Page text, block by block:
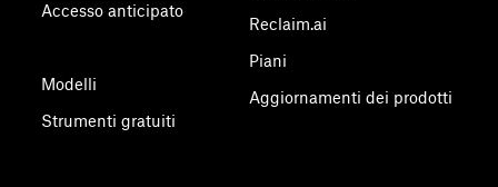
Accesso anticipato
Modelli
Strumenti gratuiti
Reclaim.ai
Piani
Aggiornamenti dei prodotti